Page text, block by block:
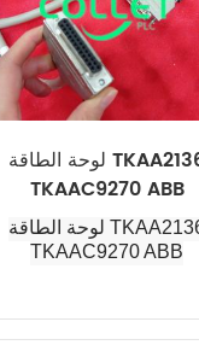
لوحة الطاقة TKAA2136
TKAAC9270 ABB
لوحة الطاقة TKAA2136
TKAAC9270 ABB